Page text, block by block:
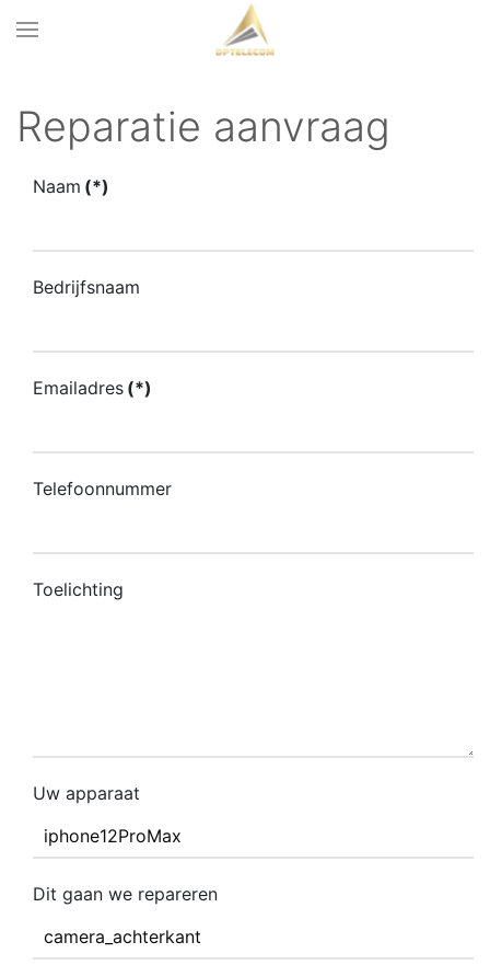
Reparatie aanvraag
Naam (*)
Bedrijfsnaam
Emailadres (*)
Telefoonnummer
Toelichting
Uw apparaat
Dit gaan we repareren